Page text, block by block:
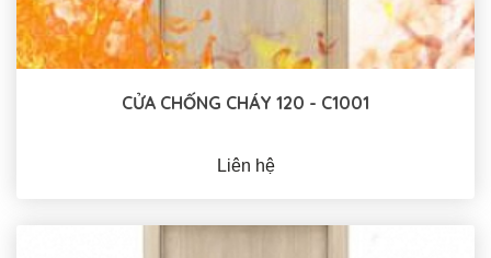
CỬA CHỐNG CHÁY 120 - C1001
Liên hệ